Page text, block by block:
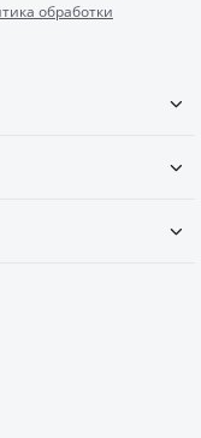
обработки